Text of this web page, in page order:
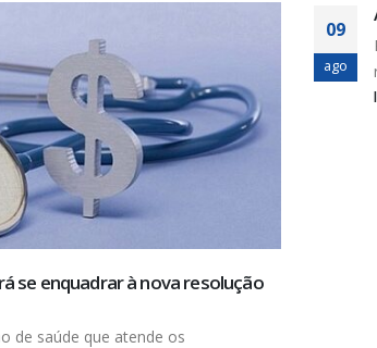
se enquadrar à nova resolução
de saúde que atende os
09
ago